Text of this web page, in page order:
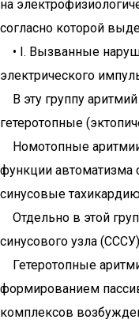
на
согласно которой
• I. Вызванные
электрического
В эту группу
гетеротопные
Номотопные
функции автоматизма
синусовые
Отдельно в этой
синусового узла
Гетеротопные
формированием
комплексов